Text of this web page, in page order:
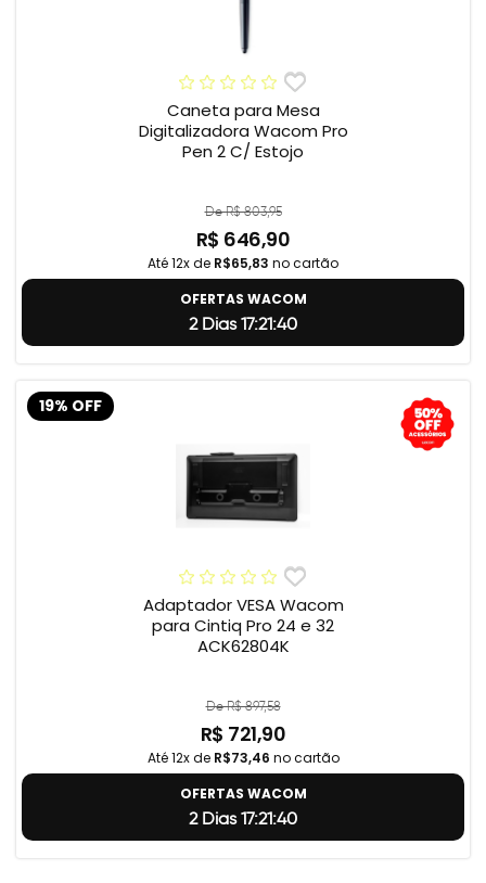
Caneta para Mesa
Digitalizadora Wacom Pro
Pen 2 C/ Estojo
De R$ 803,95
R$ 646,90
Até 12x de R$65,83 no cartão
OFERTAS WACOM
2 Dias 17:21:39
19% OFF
Adaptador VESA Wacom
para Cintiq Pro 24 e 32
ACK62804K
De R$ 897,58
R$ 721,90
Até 12x de R$73,46 no cartão
OFERTAS WACOM
2 Dias 17:21:39